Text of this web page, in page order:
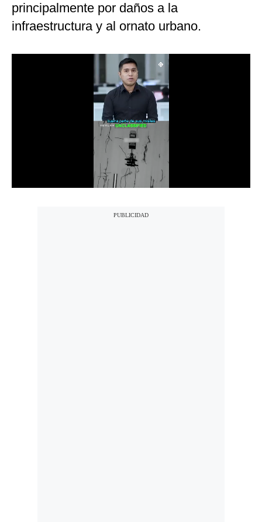
Club del Suscriptor
principalmente por daños a la
infraestructura y al ornato urbano.